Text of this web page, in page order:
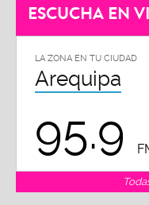
ESCUCHA EN
LA ZONA EN TU CIUDAD
Arequipa
95.9